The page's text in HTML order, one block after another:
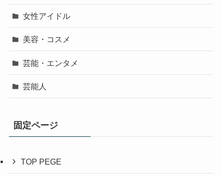
女性アイドル
美容・コスメ
芸能・エンタメ
芸能人
固定ページ
TOP PEGE